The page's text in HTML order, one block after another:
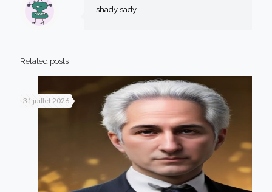
shady sady
Related posts
31 juillet 2026